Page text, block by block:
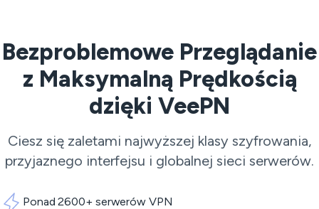
Bezproblemowe Przeglądanie
z Maksymalną Prędkością
dzięki VeePN
Ciesz się zaletami najwyższej klasy szyfrowania,
przyjaznego interfejsu i globalnej sieci serwerów.
Ponad 2600+ serwerów VPN